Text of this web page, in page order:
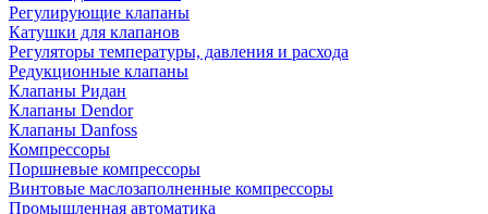
Регулирующие клапаны
Катушки для клапанов
Регуляторы температуры, давления и расхода
Редукционные клапаны
Клапаны Ридан
Клапаны Dendor
Клапаны Danfoss
Компрессоры
Поршневые компрессоры
Винтовые маслозаполненные компрессоры
Промышленная автоматика